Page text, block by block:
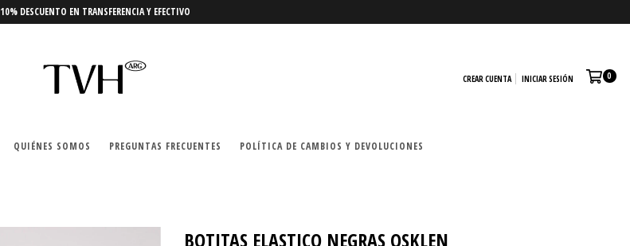
10% DESCUENTO EN TRANSFERENCIA Y EFECTIVO
CREAR CUENTA INICIAR SESIÓN 0
QUIÉNES SOMOS PREGUNTAS FRECUENTES POLÍTICA DE CAMBIOS Y DEVOLUCIONES
BOTITAS ELASTICO NEGRAS OSKLEN